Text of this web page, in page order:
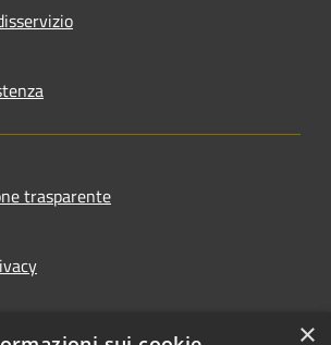
trasparente
accessibilità
×